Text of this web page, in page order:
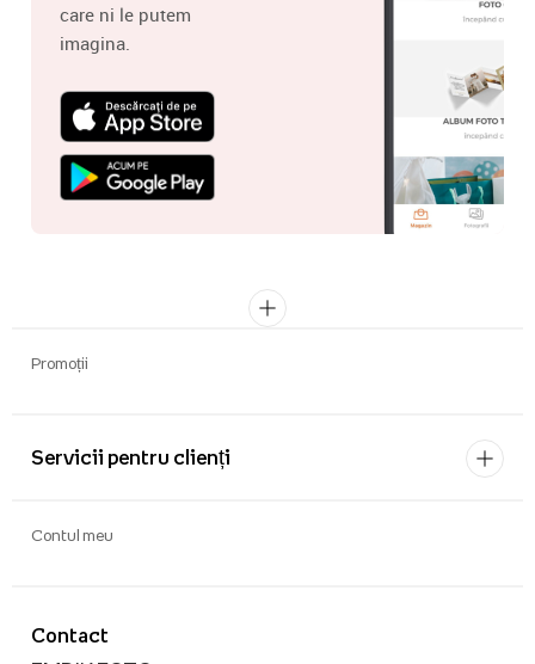
care ni le putem
imagina.
Promoții
Servicii pentru clienți
Contact
Contul meu